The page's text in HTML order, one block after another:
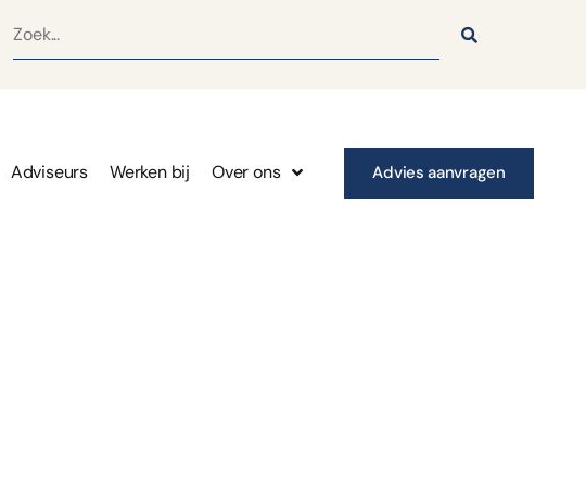
Adviseurs Werken bij Over ons Advies aanvragen